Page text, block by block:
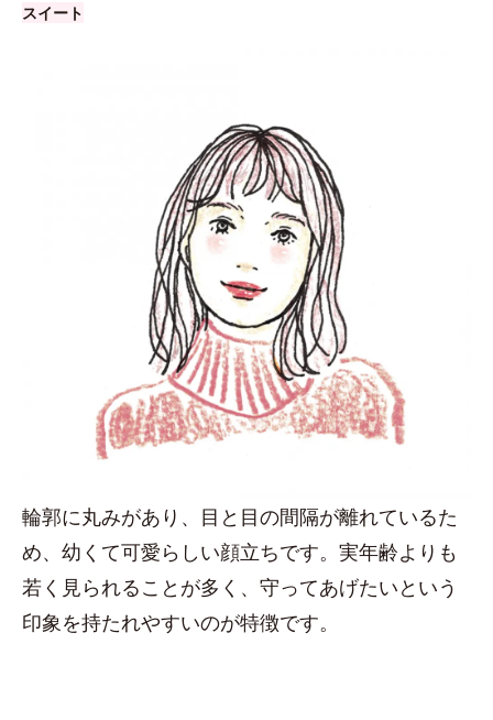
スイート
輪郭に丸みがあり、目と目の間隔が離れているた
め、幼くて可愛らしい顔立ちです。実年齢よりも
若く見られることが多く、守ってあげたいという
印象を持たれやすいのが特徴です。